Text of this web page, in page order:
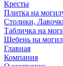
Кресты
Плитка на
Столики,
Табличка на
Щебень на
Главная
Компания